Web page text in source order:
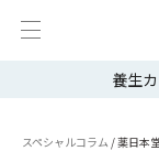
養生
スペシャルコラム /薬日本
新規会員登
健康食品